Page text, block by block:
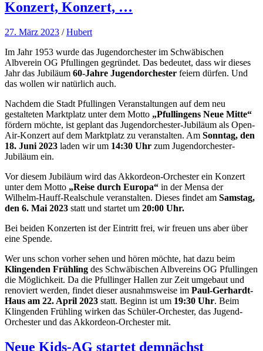
Konzert, Konzert, …
27. März 2023 /Hubert
Im Jahr 1953 wurde das Jugendorchester im Schwäbischen
Albverein OG Pfullingen gegründet. Das bedeutet, dass wir dieses
Jahr das Jubiläum 60-Jahre Jugendorchester feiern dürfen. Und
das wollen wir natürlich auch.
Nachdem die Stadt Pfullingen Veranstaltungen auf dem neu
gestalteten Marktplatz unter dem Motto „Pfullingens Neue Mitte“
fördern möchte, ist geplant das Jugendorchester-Jubiläum als Open-
Air-Konzert auf dem Marktplatz zu veranstalten. Am Sonntag, den
18. Juni 2023 laden wir um 14:30 Uhr zum Jugendorchester-
Jubiläum ein.
Vor diesem Jubiläum wird das Akkordeon-Orchester ein Konzert
unter dem Motto „Reise durch Europa“ in der Mensa der
Wilhelm-Hauff-Realschule veranstalten. Dieses findet am Samstag,
den 6. Mai 2023 statt und startet um 20:00 Uhr.
Bei beiden Konzerten ist der Eintritt frei, wir freuen uns aber über
eine Spende.
Wer uns schon vorher sehen und hören möchte, hat dazu beim
Klingenden Frühling des Schwäbischen Albvereins OG Pfullingen
die Möglichkeit. Da die Pfullinger Hallen zur Zeit umgebaut und
renoviert werden, findet dieser ausnahmsweise im Paul-Gerhardt-
Haus am 22. April 2023 statt. Beginn ist um 19:30 Uhr. Beim
Klingenden Frühling wirken das Schüler-Orchester, das Jugend-
Orchester und das Akkordeon-Orchester mit.
Neue Kids-AG startet demnächst